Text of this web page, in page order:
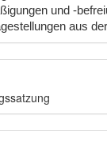
und -
aus